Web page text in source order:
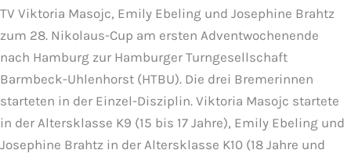
TV Viktoria Masojc, Emily Ebeling und Josephine Brahtz
zum 28. Nikolaus-Cup am ersten Adventwochenende
nach Hamburg zur Hamburger Turngesellschaft
Barmbeck-Uhlenhorst (HTBU). Die drei Bremerinnen
starteten in der Einzel-Disziplin. Viktoria Masojc startete
in der Altersklasse K9 (15 bis 17 Jahre), Emily Ebeling und
Josephine Brahtz in der Altersklasse K10 (18 Jahre und